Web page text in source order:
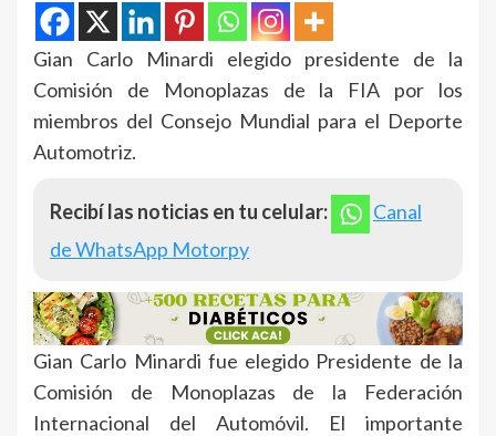
Gian Carlo Minardi elegido presidente de la
Comisión de Monoplazas de la FIA por los
miembros del Consejo Mundial para el Deporte
Automotriz.
Recibí las noticias en tu celular:
Canal
de WhatsApp Motorpy
Gian Carlo Minardi fue elegido Presidente de la
Comisión de Monoplazas de la Federación
Internacional del Automóvil. El importante